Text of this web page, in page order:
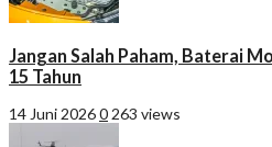
Jangan Salah Paham, Baterai
15 Tahun
14 Juni 20260 263 views